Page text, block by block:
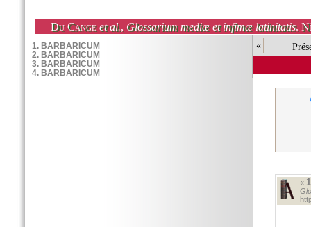
Du Cange et al., Glossarium mediæ et infimæ latinitatis.
«
«